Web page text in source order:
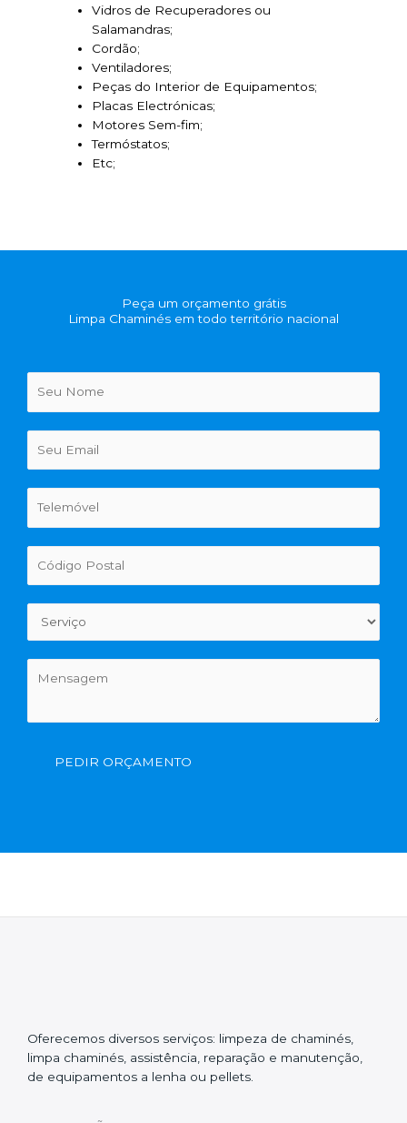
Vidros de Recuperadores ou
Salamandras;
Cordão;
Ventiladores;
Peças do Interior de Equipamentos;
Placas Electrónicas;
Motores Sem-fim;
Termóstatos;
Etc;
Peça um orçamento grátis
Limpa Chaminés em todo território nacional
PEDIR ORÇAMENTO
Oferecemos diversos serviços: limpeza de chaminés,
limpa chaminés, assistência, reparação e manutenção,
de equipamentos a lenha ou pellets.